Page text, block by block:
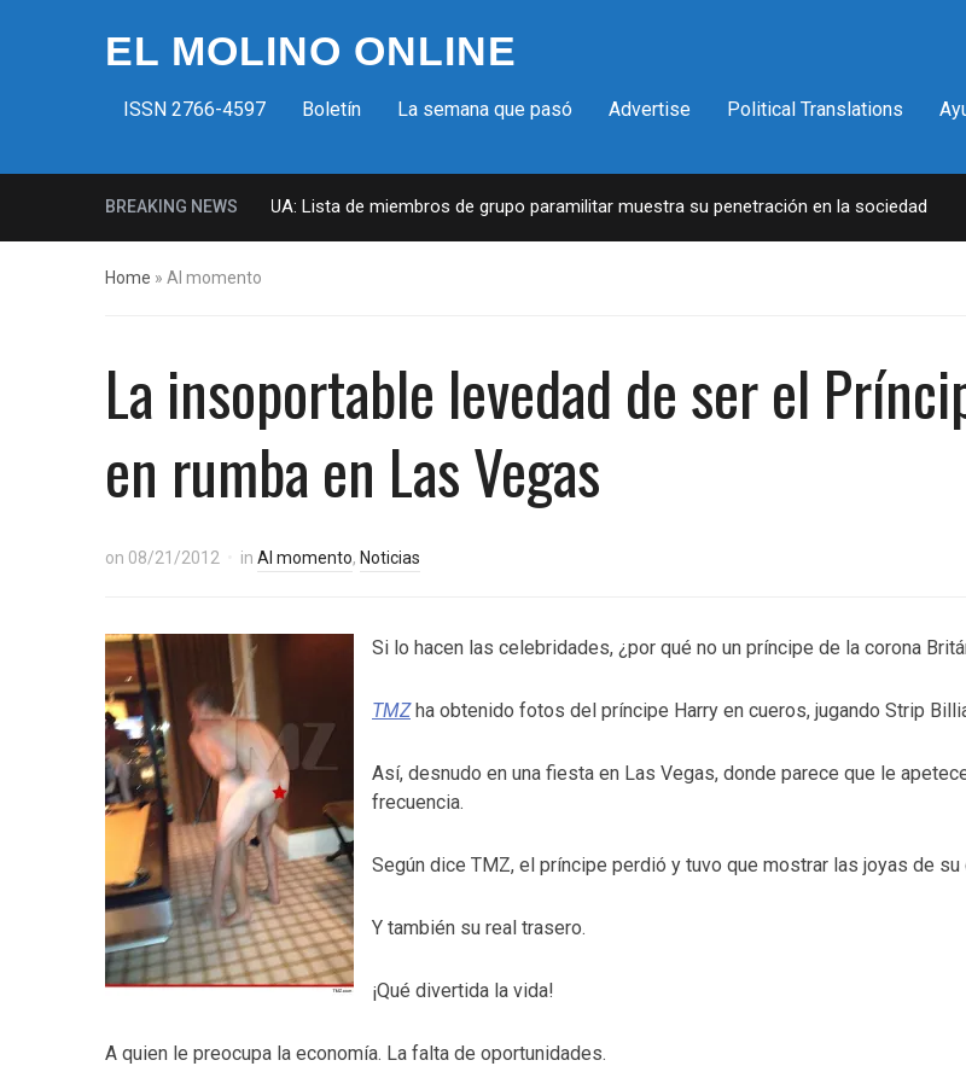
EL MOLINO ONLINE
ISSN 2766-4597 Boletín La semana que pasó Advertise Political Translations
BREAKING NEWS
Milicias fascistas en EUA: Lista de miembros de grupo paramilitar muestra su penetración en la sociedad
Home » Al momento
La insoportable levedad de ser el
en rumba en Las Vegas
on 08/21/2012 in Al momento, Noticias
Si lo hacen las celebridades, ¿por qué no un príncipe de la corona
TMZha obtenido fotos del príncipe Harry en cueros, jugando Strip
Así, desnudo en una fiesta en Las Vegas, donde parece que le
frecuencia.
Según dice TMZ, el príncipe perdió y tuvo que mostrar las joyas de su
Y también su real trasero.
¡Qué divertida la vida!
A quien le preocupa la economía. La falta de oportunidades.